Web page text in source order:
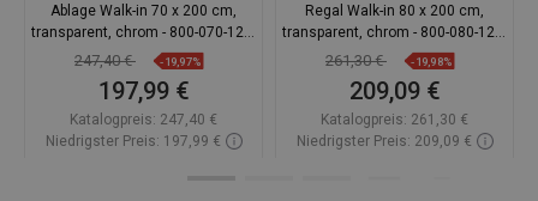
Ablage Walk-in 70 x 200 cm,
transparent, chrom - 800-070-121-
01-00
247,40 € -19,97%
197,99 €
Katalogpreis: 247,40 €
Niedrigster Preis: 197,99 €
Regal Walk-in 80 x 200 cm,
transparent, chrom - 800-080-121-
01-00
261,30 € -19,98%
209,09 €
Katalogpreis: 261,30 €
Niedrigster Preis: 209,09 €